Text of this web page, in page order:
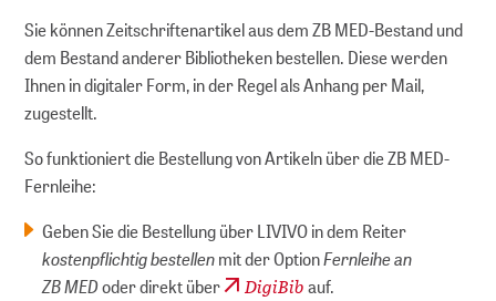
Sie können Zeitschriftenartikel aus dem ZB MED-Bestand und
dem Bestand anderer Bibliotheken bestellen. Diese werden
Ihnen in digitaler Form, in der Regel als Anhang per Mail,
zugestellt.
So funktioniert die Bestellung von Artikeln über die ZB MED-
Fernleihe:
Geben Sie die Bestellung über LIVIVO in dem Reiter
kostenpflichtig bestellenmit der OptionFernleihe an
ZB MEDoder direkt über DigiBibauf.